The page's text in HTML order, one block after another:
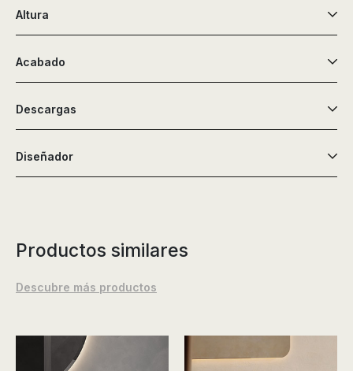
Altura
Acabado
Descargas
Diseñador
Productos similares
Descubre más productos